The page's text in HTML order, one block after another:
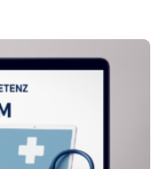
an der Ruhr-
Bochum in
Sie entwickelten
über die
das Sprachmodell
Intelligenz
Körpers